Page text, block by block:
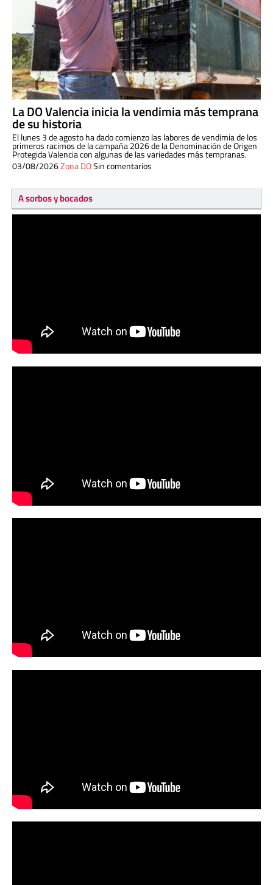
La DO Valencia inicia la vendimia más temprana
de su historia
El lunes 3 de agosto ha dado comienzo las labores de vendimia de los
primeros racimos de la campaña 2026 de la Denominación de Origen
Protegida Valencia con algunas de las variedades más tempranas.
03/08/2026Zona DOSin comentarios
A sorbos y bocados